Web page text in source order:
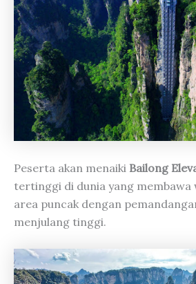
Peserta akan menaiki Bailong
tertinggi di dunia yang membawa
area puncak dengan
menjulang tinggi.